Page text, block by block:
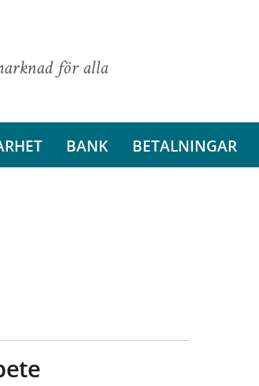
för alla
BANK BETALNINGAR